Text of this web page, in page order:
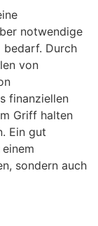
notwendige
bedarf. Durch
von
finanziellen
Griff halten
Ein gut
sondern auch